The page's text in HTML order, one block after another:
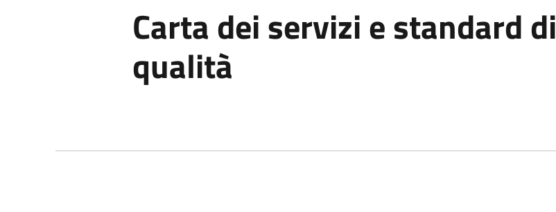
Carta dei servizi e standard di
qualità